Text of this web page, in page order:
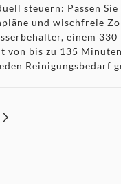
steuern: Passen
und wischfreie
einem 330
von bis zu 135
Reinigungsbedarf